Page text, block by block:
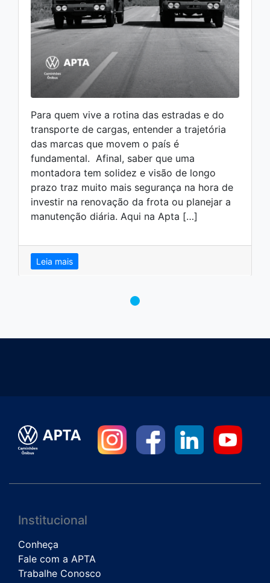
Para quem vive a rotina das estradas e do
transporte de cargas, entender a trajetória
das marcas que movem o país é
fundamental. Afinal, saber que uma
montadora tem solidez e visão de longo
prazo traz muito mais segurança na hora de
investir na renovação da frota ou planejar a
manutenção diária. Aqui na Apta […]
Leia mais
Institucional
Conheça
Fale com a APTA
Trabalhe Conosco